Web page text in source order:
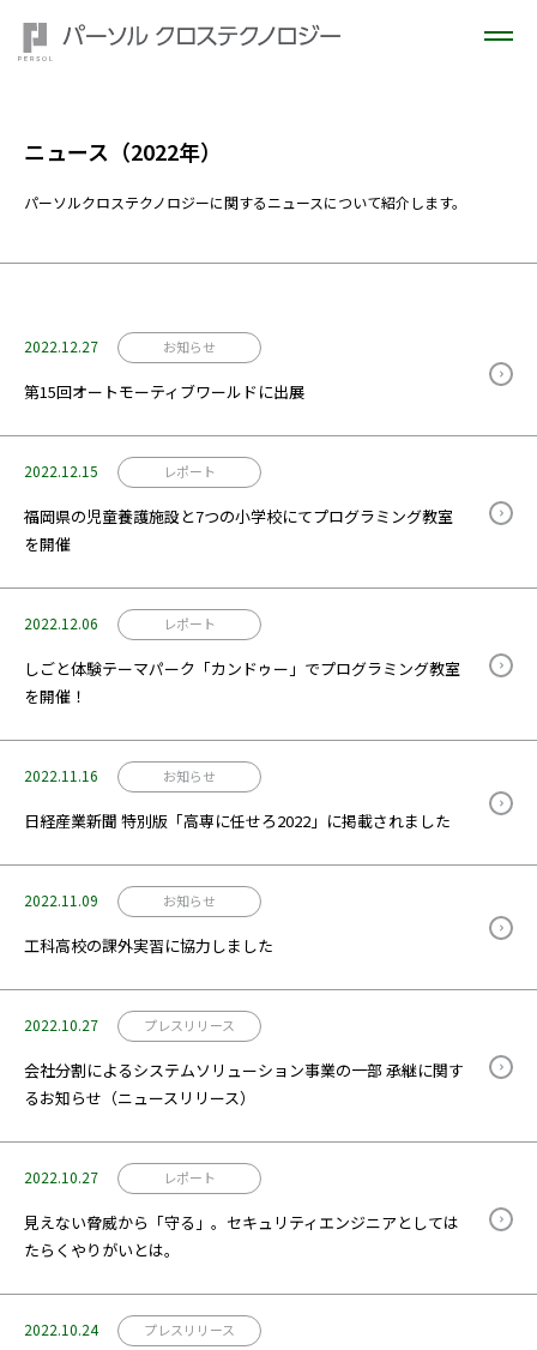
ニュース（2022年）
パーソルクロステクノロジーに関するニュースについて紹介します。
2022.12.27 お知らせ
第15回オートモーティブワールドに出展
2022.12.15 レポート
福岡県の児童養護施設と7つの小学校にてプログラミング教室
を開催
2022.12.06 レポート
しごと体験テーマパーク「カンドゥー」でプログラミング教室
を開催！
2022.11.16 お知らせ
日経産業新聞 特別版「高専に任せろ2022」に掲載されました
2022.11.09 お知らせ
工科高校の課外実習に協力しました
2022.10.27 プレスリリース
会社分割によるシステムソリューション事業の一部 承継に関す
るお知らせ（ニュースリリース）
2022.10.27 レポート
見えない脅威から「守る」。セキュリティエンジニアとしては
たらくやりがいとは。
2022.10.24 プレスリリース